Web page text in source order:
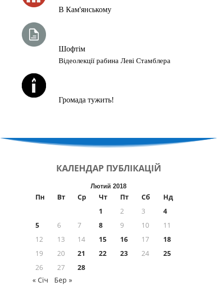
В Кам'янському
Шофтім
Відеолекції рабина Леві Стамблера
Громада тужить!
КАЛЕНДАР ПУБЛІКАЦІЙ
Лютий 2018
Пн Вт Ср Чт Пт Сб
Нд
1
2 3
4
5
6 7 8 9 10
11
12
13 14 15 16 17
18
19
20 21 22 23 24
25
26
27
28
« Січ
Бер »